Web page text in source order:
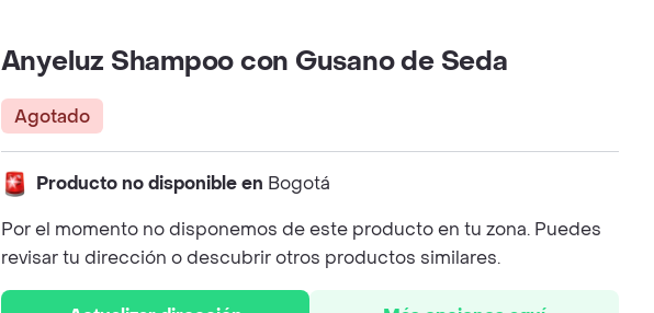
Anyeluz Shampoo con Gusano de Seda
Agotado
Producto no disponible en Bogotá
Por el momento no disponemos de este producto en tu zona. Puedes
revisar tu dirección o descubrir otros productos similares.